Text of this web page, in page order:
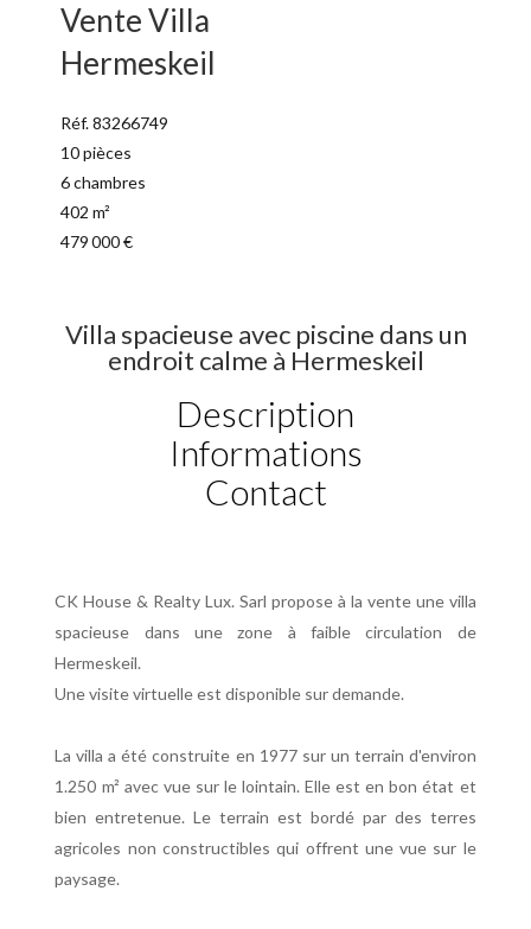
Vente Villa
Hermeskeil
Réf. 83266749
10 pièces
6 chambres
402 m²
479 000 €
Villa spacieuse avec piscine dans un
endroit calme à Hermeskeil
Description
Informations
Contact
CK House & Realty Lux. Sarl propose à la vente une villa
spacieuse dans une zone à faible circulation de
Hermeskeil.
Une visite virtuelle est disponible sur demande.
La villa a été construite en 1977 sur un terrain d'environ
1.250 m² avec vue sur le lointain. Elle est en bon état et
bien entretenue. Le terrain est bordé par des terres
agricoles non constructibles qui offrent une vue sur le
paysage.